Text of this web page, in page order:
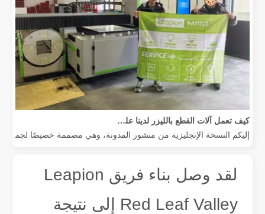
كيف تعمل آلات القطع بالليزر لدينا على تمكين التصنيع المكسيكي
إليكم النسخة الإنجليزية من منشور المدونة، وهي مصممة خصيصًا لجمهور
لقد وصل بناء فريق Leapion
Red Leaf Valley إلى نتيجة